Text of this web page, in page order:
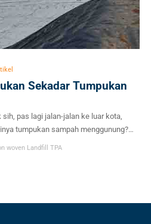
Sekadar Tumpukan
pas lagi jalan-jalan ke luar kota,
tumpukan sampah menggunung?
woven Landfill TPA